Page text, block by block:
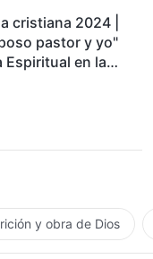
cristiana 2024 |
pastor y yo"
Espiritual en la
y obra de Dios